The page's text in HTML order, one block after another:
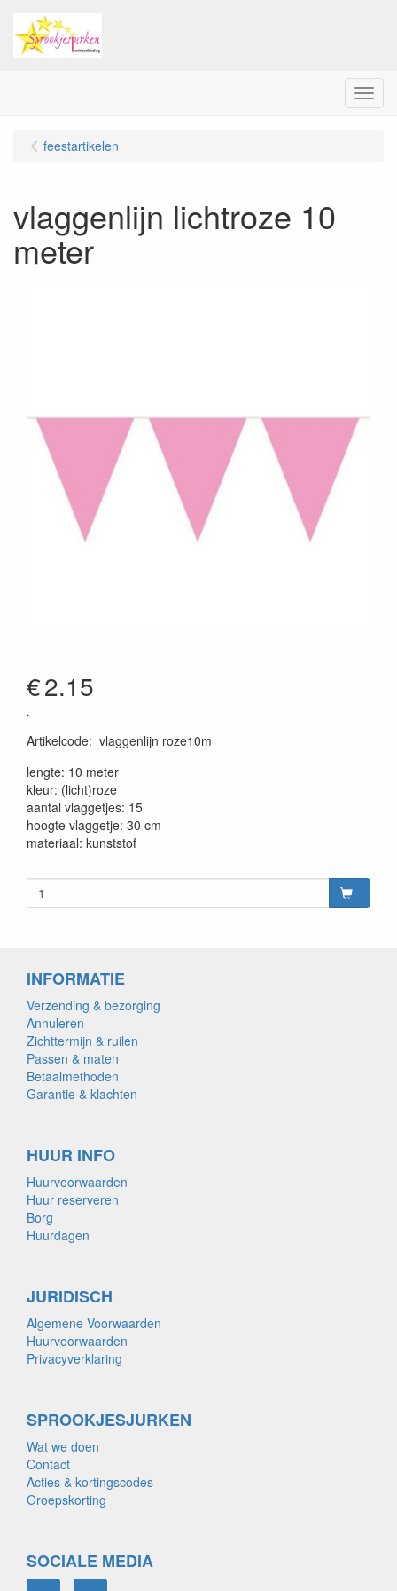
Menu
feestartikelen
vlaggenlijn lichtroze 10
meter
€2.15
.
Artikelcode: vlaggenlijn roze10m
lengte: 10 meter
kleur: (licht)roze
aantal vlaggetjes: 15
hoogte vlaggetje: 30 cm
materiaal: kunststof
INFORMATIE
Verzending & bezorging
Annuleren
Zichttermijn & ruilen
Passen & maten
Betaalmethoden
Garantie & klachten
HUUR INFO
Huurvoorwaarden
Huur reserveren
Borg
Huurdagen
JURIDISCH
Algemene Voorwaarden
Huurvoorwaarden
Privacyverklaring
SPROOKJESJURKEN
Wat we doen
Contact
Acties & kortingscodes
Groepskorting
SOCIALE MEDIA